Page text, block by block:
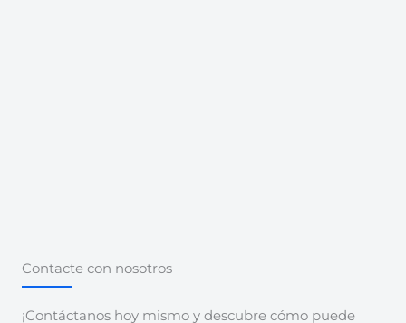
Contacte con nosotros
¡Contáctanos hoy mismo y descubre cómo puede